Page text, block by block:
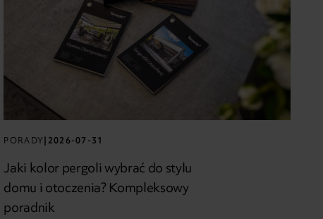
PORADY 2026-07-31
Jaki kolor pergoli wybrać do stylu
domu i otoczenia? Kompleksowy
poradnik